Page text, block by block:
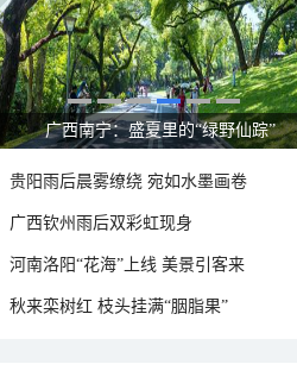
呼伦贝尔草原 藏着最治愈的蓝天白云
贵阳雨后晨雾缭绕 宛如水墨画卷
广西钦州雨后双彩虹现身
河南洛阳“花海”上线 美景引客来
秋来栾树红 枝头挂满“胭脂果”